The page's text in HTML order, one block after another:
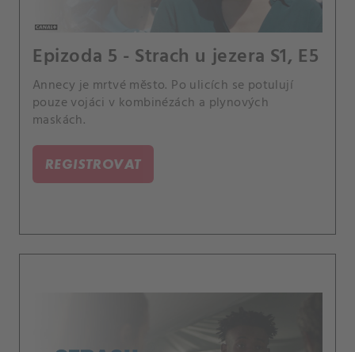
Epizoda 5 - Strach u jezera S1, E5
Annecy je mrtvé město. Po ulicích se potulují
pouze vojáci v kombinézách a plynových
maskách.
REGISTROVAT